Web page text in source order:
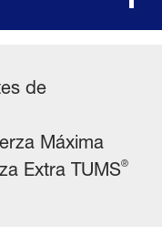
de
Máxima
Extra TUMS®